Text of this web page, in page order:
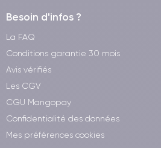
Besoin d'infos ?
La FAQ
Conditions garantie 30 mois
Avis vérifiés
Les CGV
CGU Mangopay
Confidentialité des données
Mes préférences cookies